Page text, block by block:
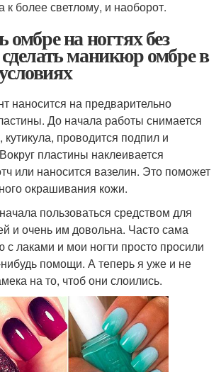
более светлому, и наоборот.
омбре на ногтях без
маникюр омбре в
наносится на предварительно
До начала работы снимается
проводится подпил и
пластины наклеивается
или наносится вазелин. Это поможет
окрашивания кожи.
пользоваться средством для
и очень им довольна. Часто сама
с лаками и мои ногти просто просили
помощи. А теперь я уже и не
на то, чтоб они слоились.